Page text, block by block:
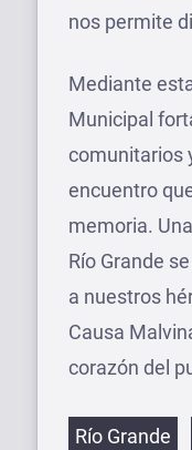
nos permite
Mediante
Municipal
comunitarios
encuentro
memoria.
Río Grande
a nuestros
Causa
corazón del
Etiquetas
Río Grande